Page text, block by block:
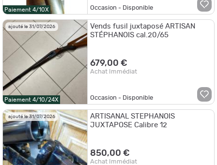
Paiement 4/10X Occasion - Disponible
ajouté le 31/07/2026
Paiement 4/10/24X
Vends fusil juxtaposé ARTISAN
STÉPHANOIS cal.20/65
679,00 €
Achat Immédiat
Occasion - Disponible
ajouté le 31/07/2026
ARTISANAL STEPHANOIS
JUXTAPOSE Calibre 12
850,00 €
Achat Immédiat